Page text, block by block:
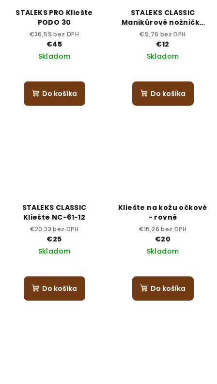
STALEKS PRO Kliešte
PODO 30
€36,59 bez DPH
€45
Skladom
hodnotenie
produktu
Do košíka
STALEKS CLASSIC
Manikúrové nožničky
31-1
€9,76 bez DPH
€12
Skladom
Do košíka
STALEKS CLASSIC
Kliešte NC-61-12
€20,33 bez DPH
€25
Skladom
Do košíka
Kliešte na kožu očkové
- rovné
€16,26 bez DPH
€20
Skladom
Do košíka